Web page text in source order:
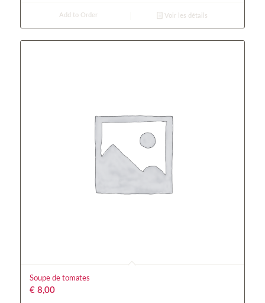
Add to Order Voir les détails
Soupe de tomates
€8,00